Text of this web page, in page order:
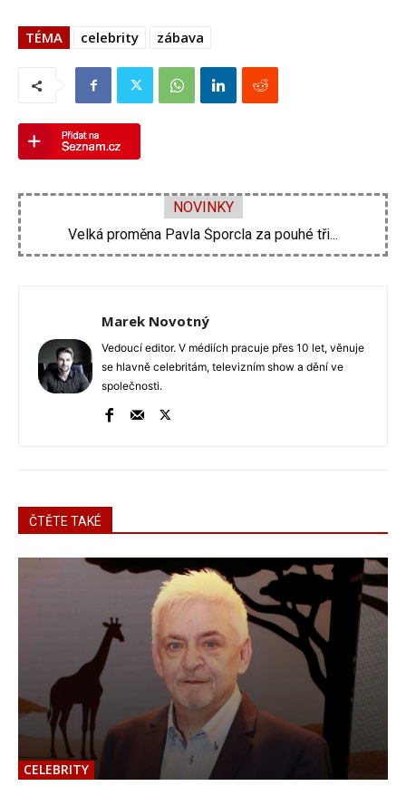
TÉMA celebrity zábava
NOVINKY
Jaromír Soukup je v nemocnici. Zmlátili ho...
Velká proměna Pavla Šporcla za pouhé tři...
Marek Novotný
Vedoucí editor. V médiích pracuje přes 10 let, věnuje
se hlavně celebritám, televizním show a dění ve
společnosti.
ČTĚTE TAKÉ
CELEBRITY